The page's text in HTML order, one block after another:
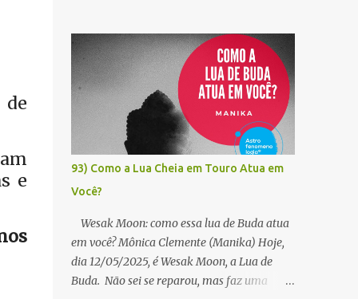
e
para calcular o dia, a hora e o local de uma
morte, permitindo encontrar a pessoa em
sua próxima vida. É dessa forma que o
Tibete tem identificado o Dalai Lama por
séculos. Os Reis Magos, com outros
cálculos, encontraram Jesus. Para Jung, a
astrologia é a arte de ler o inconsciente
projetado nas estrelas. Na Mitologia, ela
nos guia em segurança para dentro e para
fora do labirinto do Minotauro, como fez
Ariadne. Para Osho, astrologia é
espiritualidade, pois somos um com o
Universo. Para os alquimistas, as estrelas
93) Como a Lua Cheia em Touro Atua em
Você?
Wesak Moon: como essa lua de Buda atua
em você? Mônica Clemente (Manika) Hoje,
dia 12/05/2025, é Wesak Moon, a Lua de
Buda. Não sei se reparou, mas faz uma